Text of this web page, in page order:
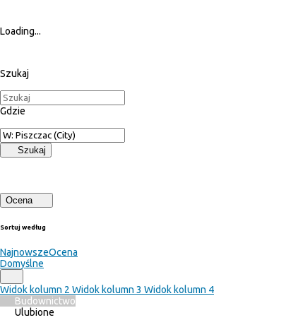
Loading...
Szukaj
Gdzie
Szukaj
Ocena
Sortuj według
NajnowszeOcena
Domyślne
Widok kolumn 2 Widok kolumn 3 Widok kolumn 4
Budownictwo
Ulubione